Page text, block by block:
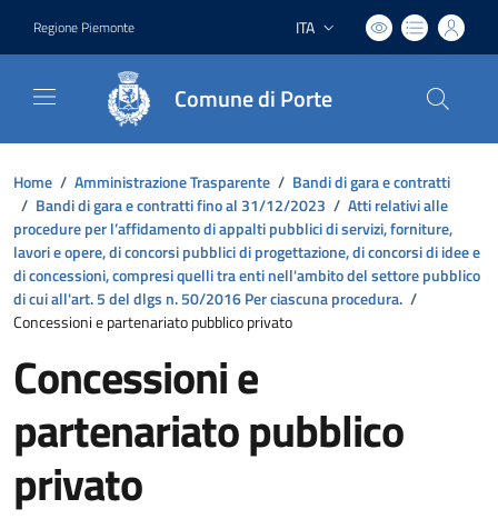
Regione Piemonte Lingua attiva:
ITA
Comune di Porte
Home / Amministrazione Trasparente / Bandi di gara e contratti
/ Bandi di gara e contratti fino al 31/12/2023 / Atti relativi alle
procedure per l’affidamento di appalti pubblici di servizi, forniture,
lavori e opere, di concorsi pubblici di progettazione, di concorsi di idee e
di concessioni, compresi quelli tra enti nell'ambito del settore pubblico
di cui all'art. 5 del dlgs n. 50/2016 Per ciascuna procedura. /
Concessioni e partenariato pubblico privato
Concessioni e
partenariato pubblico
privato